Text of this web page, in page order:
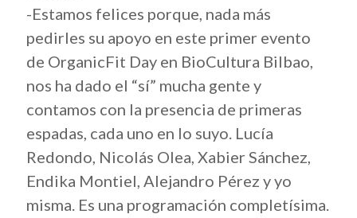
-Estamos felices porque, nada más
pedirles su apoyo en este primer evento
de OrganicFit Day en BioCultura Bilbao,
nos ha dado el “sí” mucha gente y
contamos con la presencia de primeras
espadas, cada uno en lo suyo. Lucía
Redondo, Nicolás Olea, Xabier Sánchez,
Endika Montiel, Alejandro Pérez y yo
misma. Es una programación completísima.